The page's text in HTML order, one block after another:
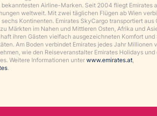
Airline-Marken. Seit 2004 fliegt Emirates
weltweit. Mit zwei täglichen Flügen ab Wien
Kontinenten. Emirates SkyCargo transportiert aus
Märkten im Nahen und Mittleren Osten, Afrika und
ihren Gästen vielfach ausgezeichneten Komfort und
Am Boden verbindet Emirates jedes Jahr Millionen
wie den Reiseveranstalter Emirates Holidays und
Weitere Informationen unter www.emirates.at
.